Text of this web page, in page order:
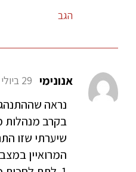
הגב
אנונימי 29 ביולי 2015 21:02
נראה
בקרב מנהלות
שיערתי שזו
המרואיין